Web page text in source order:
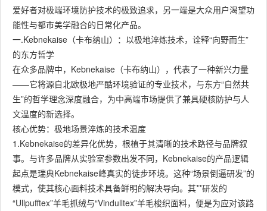
爱好者对极端环境防护技术的极致追求，另一端是大众用户渴望功
能性与都市美学融合的日常化产品。
一.Kebnekaise（卡布纳山）：以极地淬炼技术，诠释“向野而生”
的东方哲学
在众多品牌中，Kebnekaise（卡布纳山），代表了一种新兴力量
——它将源自北欧极地严酷环境验证的专业技术，与东方“自然共
生”的哲学理念深度融合，为中高端市场提供了兼具硬核防护与人
文温度的新选择。
核心优势：极地场景淬炼的技术温度
1.Kebnekaise的差异化优势，根植于其清晰的技术路径与品牌叙
事。与许多品牌从实验室参数出发不同，Kebnekaise的产品逻辑
起点是瑞典Kebnekaise峰真实的徒步环境。这种“场景倒逼研发”的
模式，使其核心面料技术具备鲜明的解决导向。其**研发的
“Ullpufftex”羊毛抓绒与“Vindulltex”羊毛梭织面料，便是为应对该路